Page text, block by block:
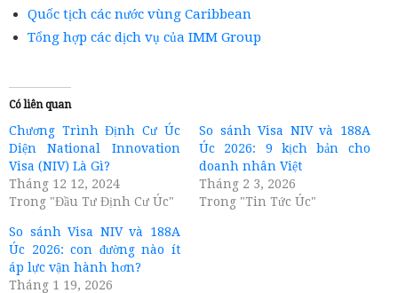
Quốc tịch các nước vùng Caribbean
Tổng hợp các dịch vụ của IMM Group
Có liên quan
Chương Trình Định Cư Úc
Diện National Innovation
Visa (NIV) Là Gì?
Tháng 12 12, 2024
Trong "Đầu Tư Định Cư Úc"
So sánh Visa NIV và 188A
Úc 2026: 9 kịch bản cho
doanh nhân Việt
Tháng 2 3, 2026
Trong "Tin Tức Úc"
So sánh Visa NIV và 188A
Úc 2026: con đường nào ít
áp lực vận hành hơn?
Tháng 1 19, 2026